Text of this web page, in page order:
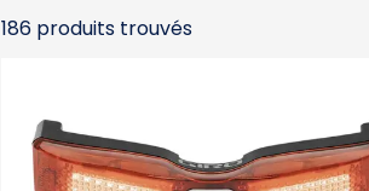
186 produits trouvés